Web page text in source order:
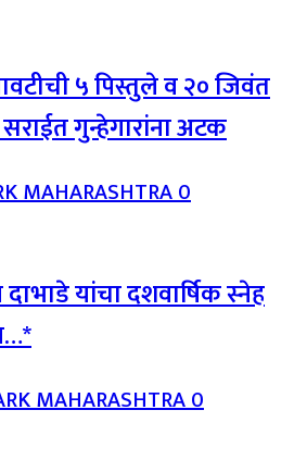
५ पिस्तुले व २० जिवंत
गुन्हेगारांना अटक
MAHARASHTRA0
यांचा दशवार्षिक स्नेह
MAHARASHTRA0